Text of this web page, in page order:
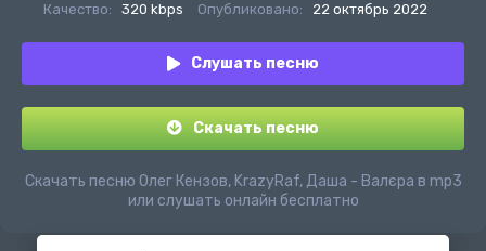
Качество:
320 kbps Опубликовано: 22 октябрь 2022
Слушать песню
Скачать песню
Скачать песню Олег Кензов, KrazyRaf, Даша - Валєра в mp3
или слушать онлайн бесплатно